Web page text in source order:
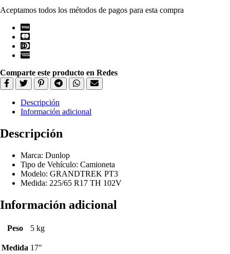
Aceptamos todos los métodos de pagos para esta compra
Comparte este producto en Redes
Descripción
Información adicional
Descripción
Marca: Dunlop
Tipo de Vehículo: Camioneta
Modelo: GRANDTREK PT3
Medida: 225/65 R17 TH 102V
Información adicional
Peso 5 kg
Medida 17"